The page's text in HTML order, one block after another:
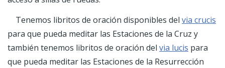
Tenemos libritos de oración disponibles del via crucis
para que pueda meditar las Estaciones de la Cruz y
también tenemos libritos de oración del via lucis para
que pueda meditar las Estaciones de la Resurrección